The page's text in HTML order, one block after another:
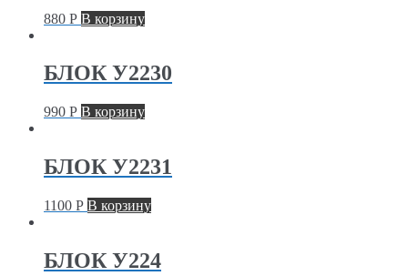
880 Р В корзину
БЛОК У2230
990 Р В корзину
БЛОК У2231
1100 Р В корзину
БЛОК У224